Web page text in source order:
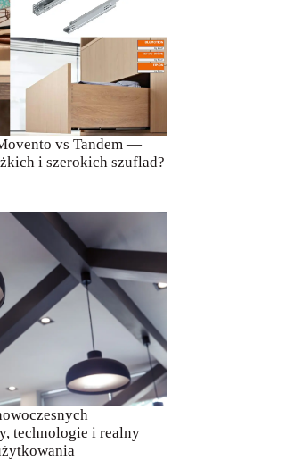
vs Tandem —
i szerokich szuflad?
technologie i realny